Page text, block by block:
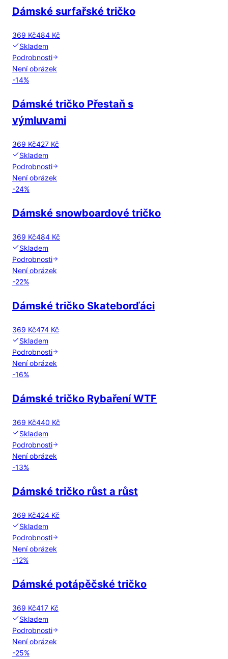
Dámské surfařské tričko
369 Kč484 Kč
Skladem
Podrobnosti
Není obrázek
-14%
Dámské tričko Přestaň s
výmluvami
369 Kč427 Kč
Skladem
Podrobnosti
Není obrázek
-24%
Dámské snowboardové tričko
369 Kč484 Kč
Skladem
Podrobnosti
Není obrázek
-22%
Dámské tričko Skateborďáci
369 Kč474 Kč
Skladem
Podrobnosti
Není obrázek
-16%
Dámské tričko Rybaření WTF
369 Kč440 Kč
Skladem
Podrobnosti
Není obrázek
-13%
Dámské tričko růst a růst
369 Kč424 Kč
Skladem
Podrobnosti
Není obrázek
-12%
Dámské potápěčské tričko
369 Kč417 Kč
Skladem
Podrobnosti
Není obrázek
-25%